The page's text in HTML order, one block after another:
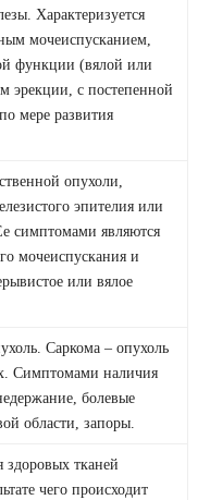
Характеризуется
мочеиспусканием,
функции (вялой или
эрекции, с постепенной
мере развития
опухоли,
эпителия или
симптомами являются
мочеиспускания и
или вялое
Саркома – опухоль
Симптомами наличия
болевые
области, запоры.
тканей
чего происходит